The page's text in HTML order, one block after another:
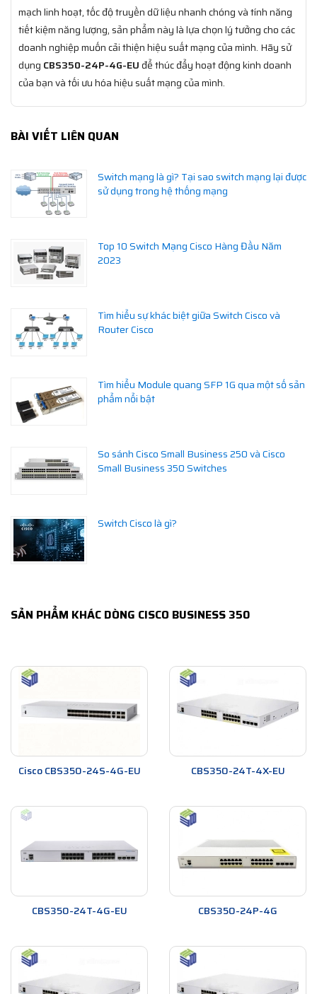
mạch linh hoạt, tốc độ truyền dữ liệu nhanh chóng và tính năng
tiết kiệm năng lượng, sản phẩm này là lựa chọn lý tưởng cho các
doanh nghiệp muốn cải thiện hiệu suất mạng của mình. Hãy sử
dụng CBS350-24P-4G-EU để thúc đẩy hoạt động kinh doanh
của bạn và tối ưu hóa hiệu suất mạng của mình.
BÀI VIẾT LIÊN QUAN
Switch mạng là gì? Tại sao switch mạng lại được
sử dụng trong hệ thống mạng
Top 10 Switch Mạng Cisco Hàng Đầu Năm
2023
Tìm hiểu sự khác biệt giữa Switch Cisco và
Router Cisco
Tìm hiểu Module quang SFP 1G qua một số sản
phẩm nổi bật
So sánh Cisco Small Business 250 và Cisco
Small Business 350 Switches
Switch Cisco là gì?
SẢN PHẨM KHÁC DÒNG CISCO BUSINESS 350
Cisco CBS350-24S-4G-EU CBS350-24T-4X-EU
CBS350-24T-4G-EU CBS350-24P-4G